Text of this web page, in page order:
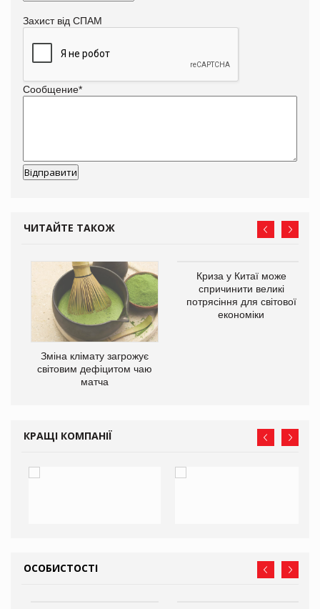
Захист від СПАМ
Сообщение*
ЧИТАЙТЕ ТАКОЖ
Зміна клімату загрожує
світовим дефіцитом чаю
матча
Криза у Китаї може
спричинити великі
потрясіння для світової
економіки
КРАЩІ КОМПАНІЇ
ОСОБИСТОСТІ